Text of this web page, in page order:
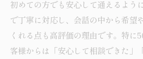
初めての方でも安心して通えるよう
で丁寧に対応し、会話の中から希望
くれる点も高評価の理由です。特に
客様からは「安心して相談できた」